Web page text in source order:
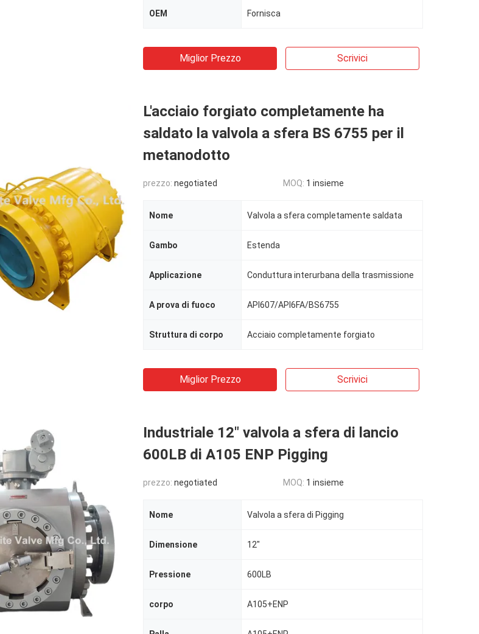
OEM Fornisca
Miglior Prezzo Scrivici
L'acciaio forgiato completamente ha
saldato la valvola a sfera BS 6755 per il
metanodotto
prezzo: negotiated MOQ: 1 insieme
Nome Valvola a sfera completamente saldata
Gambo Estenda
Applicazione Conduttura interurbana della trasmissione
A prova di fuoco API607/API6FA/BS6755
Struttura di corpo Acciaio completamente forgiato
Miglior Prezzo Scrivici
Industriale 12" valvola a sfera di lancio
600LB di A105 ENP Pigging
prezzo: negotiated MOQ: 1 insieme
Nome Valvola a sfera di Pigging
Dimensione 12"
Pressione 600LB
corpo A105+ENP